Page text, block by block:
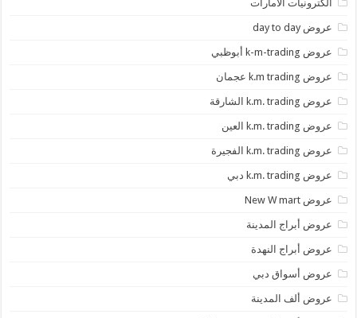
الكترونيات الامارات
عروض day to day
عروض k-m-trading أبوظبي
عروض k.m trading عجمان
عروض k.m. trading الشارقة
عروض k.m. trading العين
عروض k.m. trading الفجيرة
عروض k.m. trading دبي
عروض New W mart
عروض أبراج المدينة
عروض أبراج النهدة
عروض أسواق دبي
عروض ألف المدينة